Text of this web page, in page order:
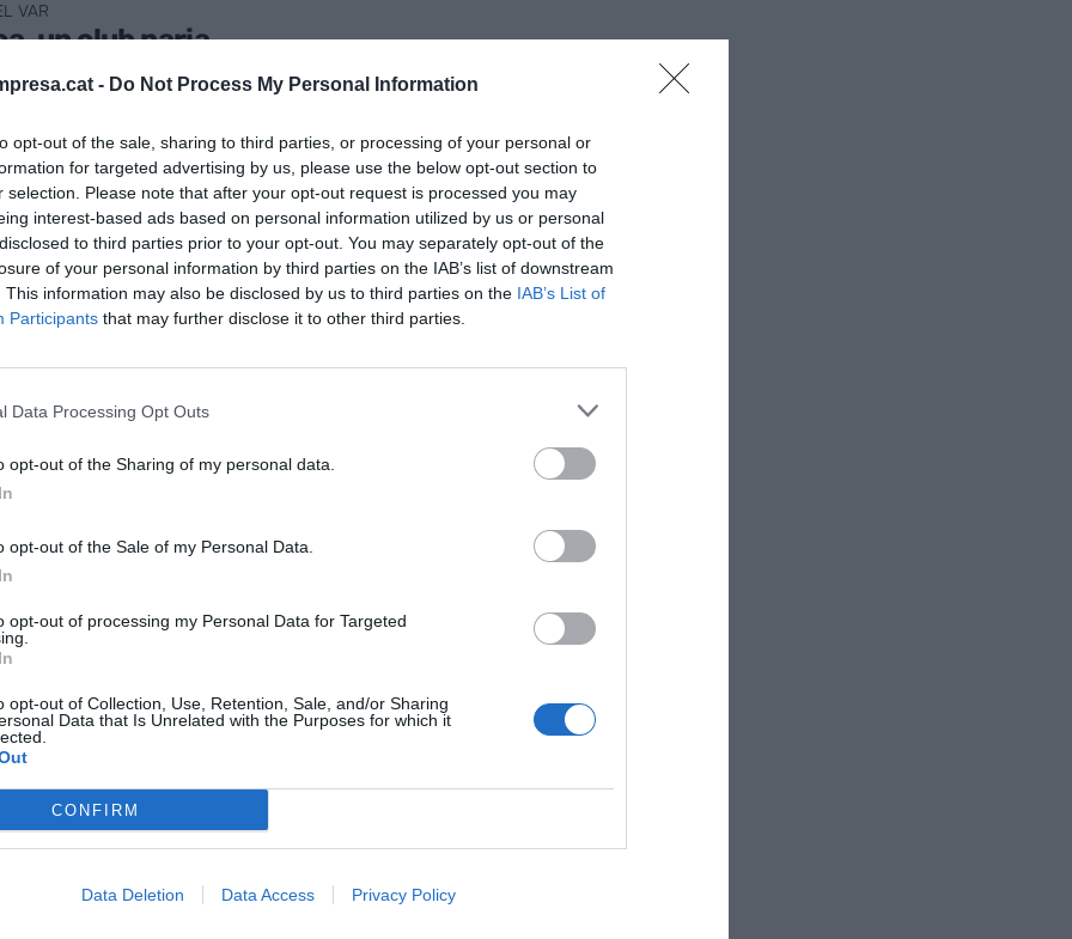
- Do Not Process My Personal Information
opt-out of the sale, sharing to third parties, or processing of your personal or
for targeted advertising by us, please use the below opt-out section to
selection. Please note that after your opt-out request is processed you may
interest-based ads based on personal information utilized by us or personal
to third parties prior to your opt-out. You may separately opt-out of the
of your personal information by third parties on the IAB’s list of downstream
This information may also be disclosed by us to third parties on the IAB’s List of
Participants that may further disclose it to other third parties.
Data Processing Opt Outs
opt-out of the Sharing of my personal data.
opt-out of the Sale of my Personal Data.
opt-out of processing my Personal Data for Targeted
opt-out of Collection, Use, Retention, Sale, and/or Sharing
Data that Is Unrelated with the Purposes for which it
CONFIRM
Data Deletion Data Access Privacy Policy
VAR
un club paria
de 2026
DE PODER
piedra angular de un
nacido de un sueño
DE PODER
armamento, guerras internas y un
que vuelve
VAR
del Real Madrid
de 2026